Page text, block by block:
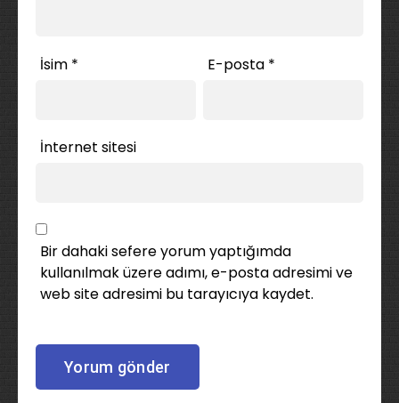
İsim * E-posta *
İnternet sitesi
Bir dahaki sefere yorum yaptığımda
kullanılmak üzere adımı, e-posta adresimi ve
web site adresimi bu tarayıcıya kaydet.